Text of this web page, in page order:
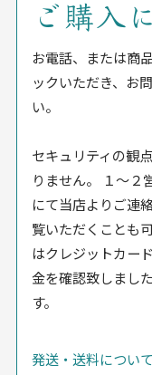
ご購入
お電話、または商
ックいただき、お
い。
セキュリティの観
りません。 １〜２
にて当店よりご連
覧いただくことも
はクレジットカー
金を確認致しまし
す。
発送・送料について